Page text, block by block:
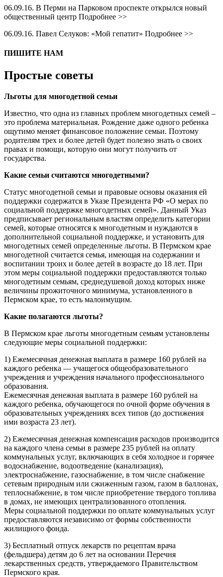
06.09.16. В Перми на Парковом проспекте открылся новый
общественный центр Подробнее >>
06.09.16. Павел Селуков: «Мой гепатит» Подробнее >>
ПИШИТЕ НАМ
Простые советы
Льготы для многодетной семьи
Известно, что одна из главных проблем многодетных семей –
это проблема материальная. Рождение даже одного ребенка
ощутимо меняет финансовое положение семьи. Поэтому
родителям трех и более детей будет полезно знать о своих
правах и помощи, которую они могут получить от
государства.
Какие семьи считаются многодетными?
Статус многодетной семьи и правовые основы оказания ей
поддержки содержатся в Указе Президента РФ «О мерах по
социальной поддержке многодетных семей». Данный Указ
предписывает региональным властям определить категории
семей, которые относятся к многодетным и нуждаются в
дополнительной социальной поддержке, и установить для
многодетных семей определенные льготы. В Пермском крае
многодетной считается семья, имеющая на содержании и
воспитании троих и более детей в возрасте до 18 лет. При
этом меры социальной поддержки предоставляются только
многодетным семьям, среднедушевой доход которых ниже
величины прожиточного минимума, установленного в
Пермском крае, то есть малоимущим.
Какие полагаются льготы?
В Пермском крае льготы многодетным семьям установлены
следующие меры социальной поддержки:
1) Ежемесячная денежная выплата в размере 160 рублей на
каждого ребенка — учащегося общеобразовательного
учреждения и учреждения начального профессионального
образования.
Ежемесячная денежная выплата в размере 160 рублей на
каждого ребенка, обучающегося по очной форме обучения в
образовательных учреждениях всех типов (до достижения
ими возраста 23 лет).
2) Ежемесячная денежная компенсация расходов производится
на каждого члена семьи в размере 235 рублей на оплату
коммунальных услуг, включающих в себя холодное и горячее
водоснабжение, водоотведение (канализация),
электроснабжение, газоснабжение, в том числе снабжение
сетевым природным или сжиженным газом, газом в баллонах,
теплоснабжение, в том числе приобретение твердого топлива
в домах, не имеющих централизованного отопления.
Меры социальной поддержки по оплате коммунальных услуг
предоставляются независимо от формы собственности
жилищного фонда.
3) Бесплатный отпуск лекарств по рецептам врача
(фельдшера) детям до 6 лет на основании Перечня
лекарственных средств, утверждаемого Правительством
Пермского края.